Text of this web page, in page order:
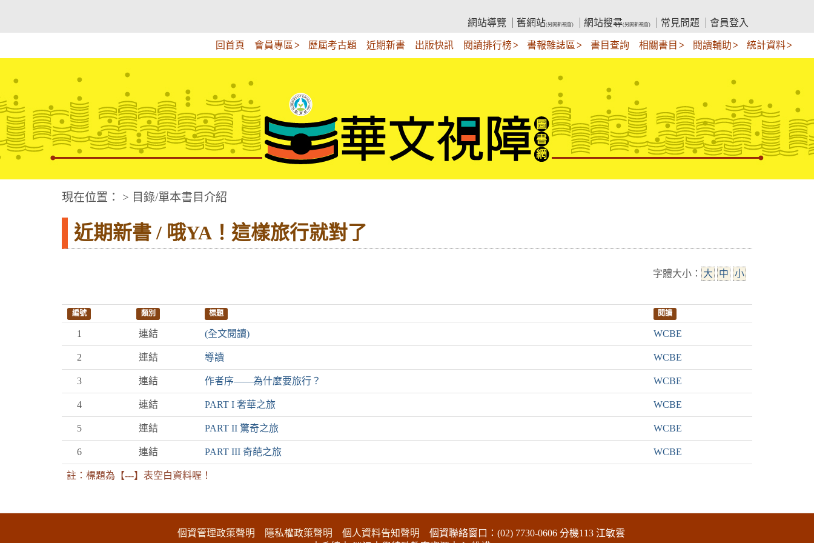
內
網站導覽
舊網站(另開新視窗) 網站搜尋(另開新視窗) 常見問題 會員登入
回首頁 會員專區 歷屆考古題 近期新書 出版快訊 閱讀排行榜 書報雜誌區 書目查詢 相關書目 閱讀輔助 統計資料
華文視障電子圖書網
現在位置： > 目錄/單本書目介紹
近期新書 / 哦YA！這樣旅行就對了
字體大小： 大 中 小
編號 類別 標題 閱讀
1 連結 (全文閱讀) WCBE
2 連結 導讀 WCBE
3 連結 作者序——為什麼要旅行？ WCBE
4 連結 PART I 奢華之旅 WCBE
5 連結 PART II 驚奇之旅 WCBE
6 連結 PART III 奇葩之旅 WCBE
註：標題為【---】表空白資料喔！
個資管理政策聲明 隱私權政策聲明 個人資料告知聲明 個資聯絡窗口：(02) 7730-0606 分機113 江敏雲